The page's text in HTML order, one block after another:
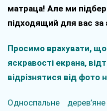
матраца! Але ми
підходящий для вас за
Просимо врахувати,
яскравості екрана,
відрізнятися від фото
Односпальне